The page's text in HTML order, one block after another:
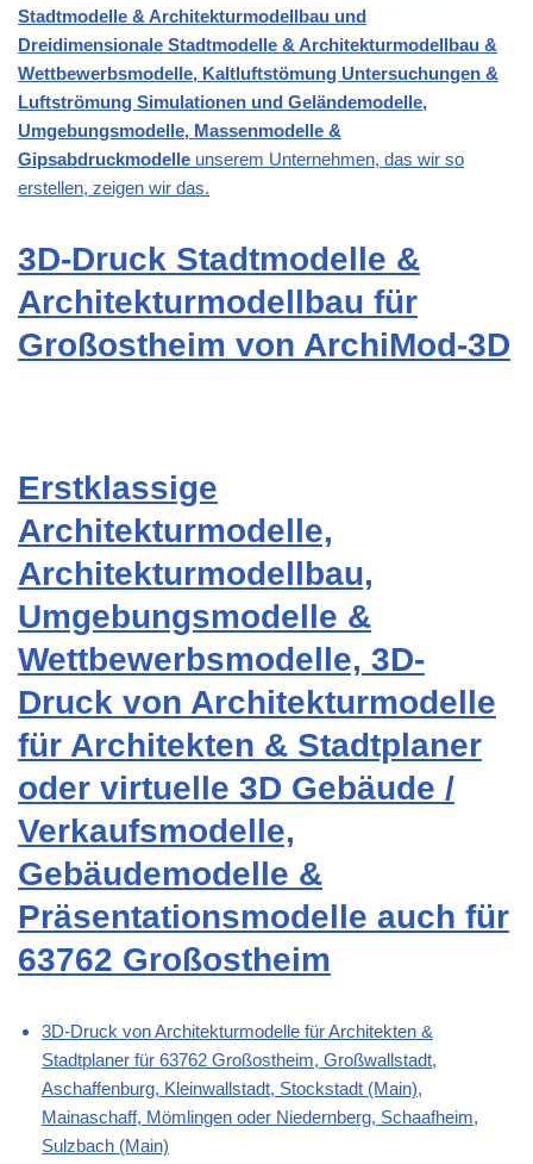
Stadtmodelle & Architekturmodellbau und
Dreidimensionale Stadtmodelle & Architekturmodellbau &
Wettbewerbsmodelle, Kaltluftstömung Untersuchungen &
Luftströmung Simulationen und Geländemodelle,
Umgebungsmodelle, Massenmodelle &
Gipsabdruckmodelle unserem Unternehmen, das wir so
erstellen, zeigen wir das.
3D-Druck Stadtmodelle &
Architekturmodellbau für
Großostheim von ArchiMod-3D
Erstklassige
Architekturmodelle,
Architekturmodellbau,
Umgebungsmodelle &
Wettbewerbsmodelle, 3D-
Druck von Architekturmodelle
für Architekten & Stadtplaner
oder virtuelle 3D Gebäude /
Verkaufsmodelle,
Gebäudemodelle &
Präsentationsmodelle auch für
63762 Großostheim
3D-Druck von Architekturmodelle für Architekten &
Stadtplaner für 63762 Großostheim, Großwallstadt,
Aschaffenburg, Kleinwallstadt, Stockstadt (Main),
Mainaschaff, Mömlingen oder Niedernberg, Schaafheim,
Sulzbach (Main)